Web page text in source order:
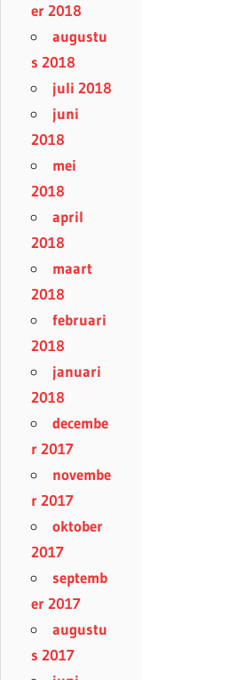
er 2018
augustu
s 2018
juli 2018
juni
2018
mei
2018
april
2018
maart
2018
februari
2018
januari
2018
decembe
r 2017
novembe
r 2017
oktober
2017
septemb
er 2017
augustu
s 2017